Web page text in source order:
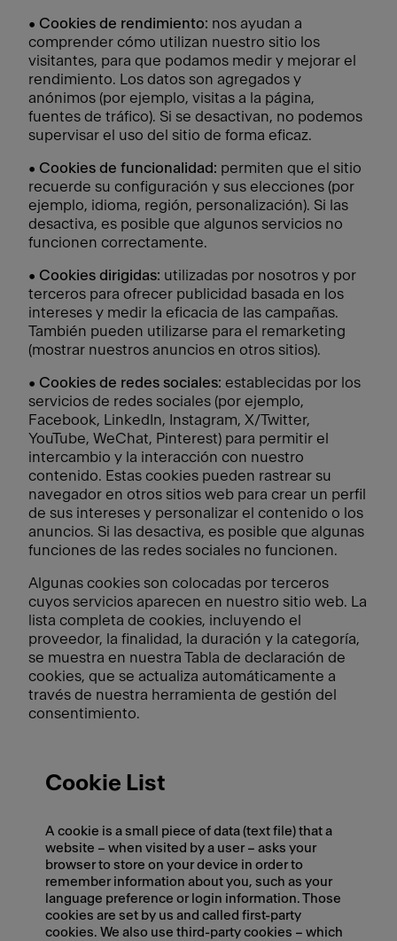
• Cookies de rendimiento: nos ayudan a
comprender cómo utilizan nuestro sitio los
visitantes, para que podamos medir y mejorar el
rendimiento. Los datos son agregados y
anónimos (por ejemplo, visitas a la página,
fuentes de tráfico). Si se desactivan, no podemos
supervisar el uso del sitio de forma eficaz.
• Cookies de funcionalidad: permiten que el sitio
recuerde su configuración y sus elecciones (por
ejemplo, idioma, región, personalización). Si las
desactiva, es posible que algunos servicios no
funcionen correctamente.
• Cookies dirigidas: utilizadas por nosotros y por
terceros para ofrecer publicidad basada en los
intereses y medir la eficacia de las campañas.
También pueden utilizarse para el remarketing
(mostrar nuestros anuncios en otros sitios).
• Cookies de redes sociales: establecidas por los
servicios de redes sociales (por ejemplo,
Facebook, LinkedIn, Instagram, X/Twitter,
YouTube, WeChat, Pinterest) para permitir el
intercambio y la interacción con nuestro
contenido. Estas cookies pueden rastrear su
navegador en otros sitios web para crear un perfil
de sus intereses y personalizar el contenido o los
anuncios. Si las desactiva, es posible que algunas
funciones de las redes sociales no funcionen.
Algunas cookies son colocadas por terceros
cuyos servicios aparecen en nuestro sitio web. La
lista completa de cookies, incluyendo el
proveedor, la finalidad, la duración y la categoría,
se muestra en nuestra Tabla de declaración de
cookies, que se actualiza automáticamente a
través de nuestra herramienta de gestión del
consentimiento.
Cookie List
A cookie is a small piece of data (text file) that a
website – when visited by a user – asks your
browser to store on your device in order to
remember information about you, such as your
language preference or login information. Those
cookies are set by us and called first-party
cookies. We also use third-party cookies – which